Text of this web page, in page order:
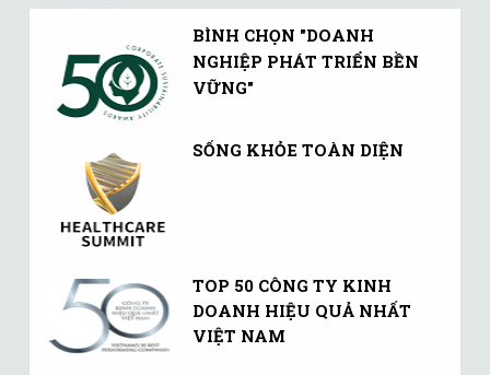
BÌNH CHỌN "DOANH
NGHIỆP PHÁT TRIỂN BỀN
VỮNG"
SỐNG KHỎE TOÀN DIỆN
TOP 50 CÔNG TY KINH
DOANH HIỆU QUẢ NHẤT
VIỆT NAM